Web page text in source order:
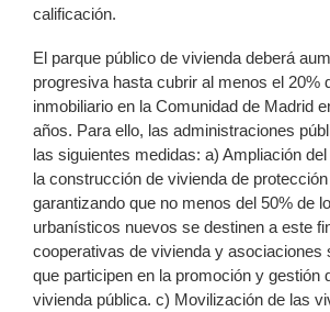
calificación.
El parque público de vivienda deberá
progresiva hasta cubrir al menos el 20%
inmobiliario en la Comunidad de Madrid
años. Para ello, las administraciones
las siguientes medidas: a) Ampliación
la construcción de vivienda de
garantizando que no menos del 50% de
urbanísticos nuevos se destinen a este
cooperativas de vivienda y asociaciones
que participen en la promoción y gestión
vivienda pública. c) Movilización de las